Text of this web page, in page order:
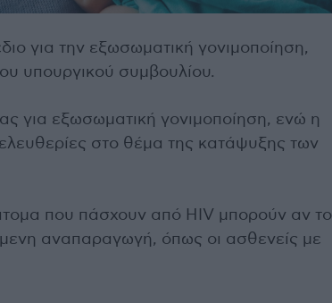
για την εξωσωματική γονιμοποίηση,
υπουργικού συμβουλίου.
για εξωσωματική γονιμοποίηση, ενώ η
στο θέμα της κατάψυξης των
που πάσχουν από HIV μπορούν αν το
αναπαραγωγή, όπως οι ασθενείς με